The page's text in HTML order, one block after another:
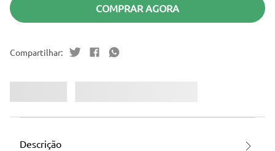
COMPRAR AGORA
Descrição